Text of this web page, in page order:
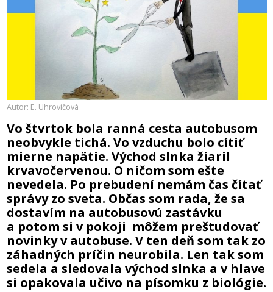
Autor: E. Uhrovičová
Vo štvrtok bola ranná cesta autobusom
neobvykle tichá. Vo vzduchu bolo cítiť
mierne napätie. Východ slnka žiaril
krvavočervenou. O ničom som ešte
nevedela. Po prebudení nemám čas čítať
správy zo sveta. Občas som rada, že sa
dostavím na autobusovú zastávku
a potom si v pokoji môžem preštudovať
novinky v autobuse. V ten deň som tak zo
záhadných príčin neurobila. Len tak som
sedela a sledovala východ slnka a v hlave
si opakovala učivo na písomku z biológie.